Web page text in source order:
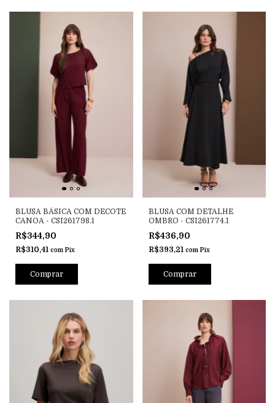
BLUSA BÁSICA COM DECOTE
CANOA - CSI261798.1
R$344,90
R$310,41 com Pix
Comprar
BLUSA COM DETALHE
OMBRO - CSI261774.1
R$436,90
R$393,21 com Pix
Comprar